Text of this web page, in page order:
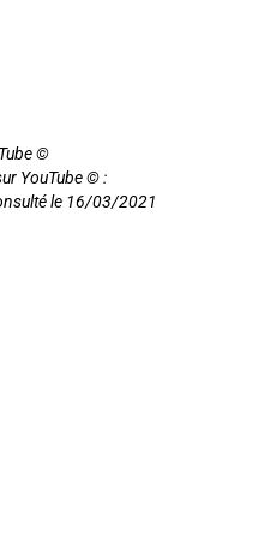
©
YouTube © :
le 16/03/2021